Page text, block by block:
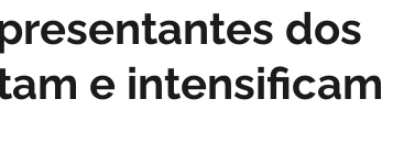
Imposto de renda IR Imposto Renda
dos
e intensificam